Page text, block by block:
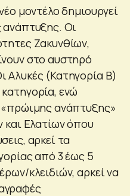
μοντέλο δημιουργεί
ανάπτυξης. Οι
Ζακυνθίων,
στο αυστηρό
Αλυκές (Κατηγορία Β)
ενώ
«πρώιμης ανάπτυξης»
και Ελατίων όπου
αρκεί τα
από 3 έως 5
κλειδιών, αρκεί να